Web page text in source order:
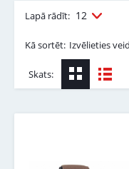
Lapā rādīt: 12
Kā sortēt: Izvēlieties
Skats: